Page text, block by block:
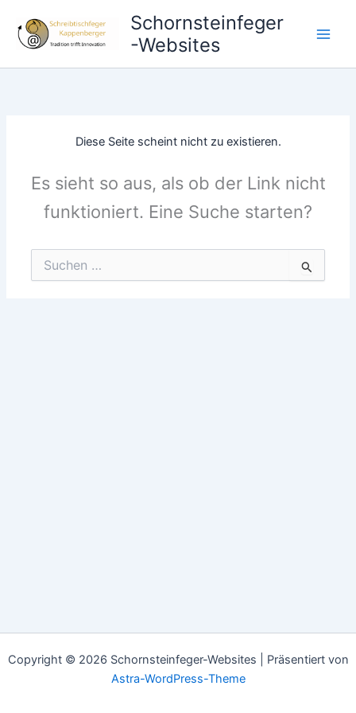
Inhalt
springen
Schornsteinfeger
-Websites
Diese Seite scheint nicht zu existieren.
Es sieht so aus, als ob der Link nicht
funktioniert. Eine Suche starten?
nach:
Copyright © 2026 Schornsteinfeger-Websites | Präsentiert von
Astra-WordPress-Theme